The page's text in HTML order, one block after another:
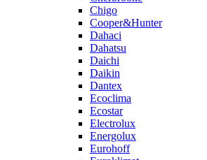
Chigo
Cooper&Hunter
Dahaci
Dahatsu
Daichi
Daikin
Dantex
Ecoclima
Ecostar
Electrolux
Energolux
Eurohoff